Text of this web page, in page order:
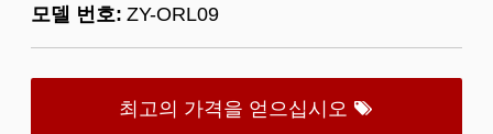
모델 번호: ZY-ORL09
최고의 가격을 얻으십시오